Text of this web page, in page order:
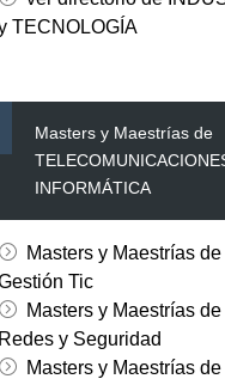
TECNOLOGÍA
Masters y Maestrías de
INFORMÁTICA
Masters y Maestrías de
Tic
Masters y Maestrías de
Redes y Seguridad
Masters y Maestrías